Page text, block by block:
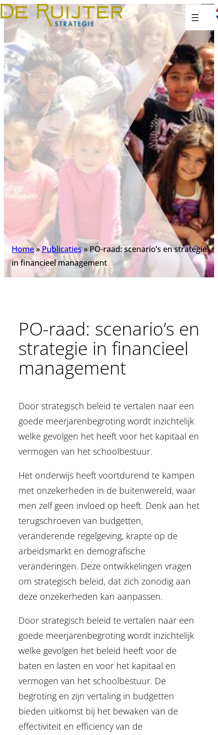
Home» Publicaties» PO-raad: scenario’s en strategie
in financieel management
PO-raad: scenario’s en
strategie in financieel
management
Door strategisch beleid te vertalen naar een
goede meerjarenbegroting wordt inzichtelijk
welke gevolgen het heeft voor het kapitaal en
vermogen van het schoolbestuur.
Het onderwijs heeft voortdurend te kampen
met onzekerheden in de buitenwereld, waar
men zelf geen invloed op heeft. Denk aan het
terugschroeven van budgetten,
veranderende regelgeving, krapte op de
arbeidsmarkt en demografische
veranderingen. Deze ontwikkelingen vragen
om strategisch beleid, dat zich zonodig aan
deze onzekerheden kan aanpassen.
Door strategisch beleid te vertalen naar een
goede meerjarenbegroting wordt inzichtelijk
welke gevolgen het beleid heeft voor de
baten en lasten en voor het kapitaal en
vermogen van het schoolbestuur. De
begroting en zijn vertaling in budgetten
bieden uitkomst bij het bewaken van de
effectiviteit en efficiency van de